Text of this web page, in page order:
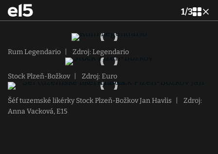
1/3
Rum Legendario Zdroj: Legendario
Stock Plzeň-Božkov Zdroj: Euro
Šéf tuzemské likérky Stock Plzeň-Božkov Jan Havlis
Zdroj:
Anna Vacková, E15